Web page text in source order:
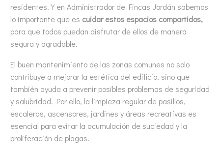
residentes. Y en Administrador de Fincas Jordán sabemos
lo importante que es cuidar estos espacios compartidos,
para que todos puedan disfrutar de ellos de manera
segura y agradable.
El buen mantenimiento de las zonas comunes no solo
contribuye a mejorar la estética del edificio, sino que
también ayuda a prevenir posibles problemas de seguridad
y salubridad. Por ello, la limpieza regular de pasillos,
escaleras, ascensores, jardines y áreas recreativas es
esencial para evitar la acumulación de suciedad y la
proliferación de plagas.